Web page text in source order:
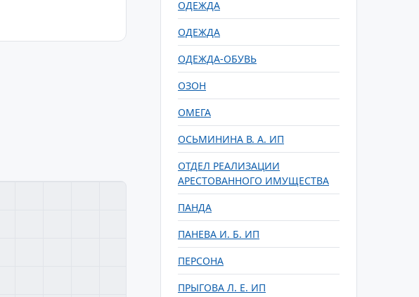
ОДЕЖДА
ОДЕЖДА
ОДЕЖДА-ОБУВЬ
ОЗОН
ОМЕГА
ОСЬМИНИНА В. А. ИП
ОТДЕЛ РЕАЛИЗАЦИИ
АРЕСТОВАННОГО ИМУЩЕСТВА
ПАНДА
ПАНЕВА И. Б. ИП
ПЕРСОНА
ПРЫГОВА Л. Е. ИП